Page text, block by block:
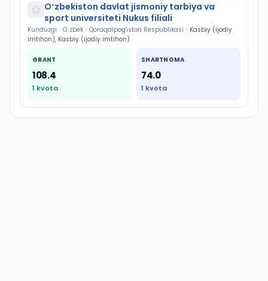
Oʻzbekiston davlat jismoniy tarbiya va
sport universiteti Nukus filiali
Kunduzgi • O`zbek • Qoraqalpog'iston Respublikasi • Kasbiy (ijodiy
imtihon), Kasbiy (ijodiy imtihon)
GRANT
108.4
1 kvota
SHARTNOMA
74.0
1 kvota